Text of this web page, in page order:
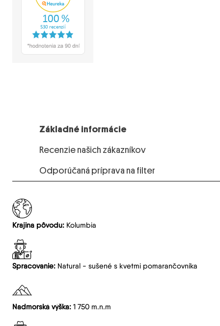
Základné informácie
Recenzie našich zákazníkov
Odporúčaná príprava na filter
Krajina pôvodu: Kolumbia
Spracovanie: Natural - sušené s kvetmi pomarančovníka
Nadmorská výška:1 750 m.n.m